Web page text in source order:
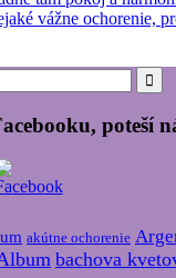
vážne ochorenie,
poteší
akútne ochorenie
bachova